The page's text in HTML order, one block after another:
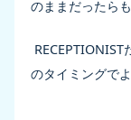
のままだったら
のタイミングで